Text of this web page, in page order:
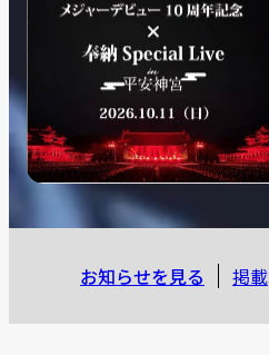
お知らせを見る 掲載